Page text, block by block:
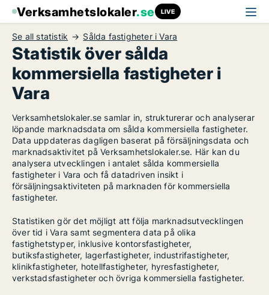
Verksamhetslokaler.se LIVE
Se all statistik Sålda fastigheter i Vara
Statistik över sålda
kommersiella fastigheter i
Vara
Verksamhetslokaler.se samlar in, strukturerar och analyserar
löpande marknadsdata om sålda kommersiella fastigheter.
Data uppdateras dagligen baserat på försäljningsdata och
marknadsaktivitet på Verksamhetslokaler.se. Här kan du
analysera utvecklingen i antalet sålda kommersiella
fastigheter i Vara och få datadriven insikt i
försäljningsaktiviteten på marknaden för kommersiella
fastigheter.
Statistiken gör det möjligt att följa marknadsutvecklingen
över tid i Vara samt segmentera data på olika
fastighetstyper, inklusive kontorsfastigheter,
butiksfastigheter, lagerfastigheter, industrifastigheter,
klinikfastigheter, hotellfastigheter, hyresfastigheter,
verkstadsfastigheter och övriga kommersiella fastigheter.